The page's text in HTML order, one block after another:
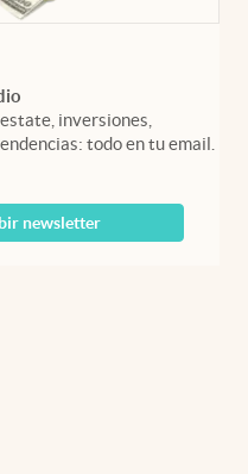
inversiones,
todo en tu email.
newsletter